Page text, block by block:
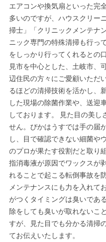
エアコンや換気扇といった完
多いのですが、ハウスクリー
掃士」「クリニックメンテナ
ニック専門の特殊清掃も行っ
をしっかり行ってくれるとの
見市を中心とした、土岐市、
辺住民の方々にご愛顧いただ
るほどの清掃技術を活かし、
した現場の除菌作業や、送迎
しております。 見た目の美
せん。ぴかはうすでは手の届
し、目で確認できない細菌や
のプロが果たす役割だと取り
指消毒液が原因でワックスが
れることで起こる転倒事故を
メンテナンスにも力を入れて
がつくタイミングは臭いであ
除をしても臭いが取れないこ
すが、見た目でも分かる清掃
てお伝えいたします。